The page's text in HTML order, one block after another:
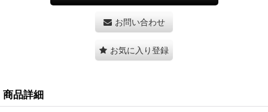
お問い合わせ
お気に入り登録
商品詳細